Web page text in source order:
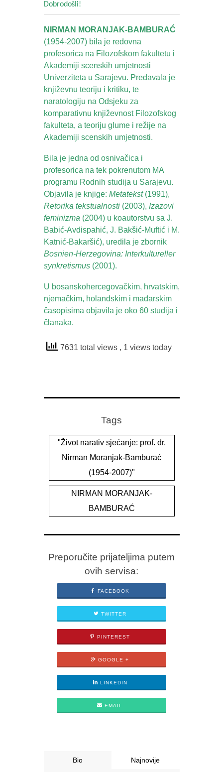
Dobrodošli!
NIRMAN MORANJAK-BAMBURAĆ
(1954-2007) bila je redovna
profesorica na Filozofskom fakultetu i
Akademiji scenskih umjetnosti
Univerziteta u Sarajevu. Predavala je
književnu teoriju i kritiku, te
naratologiju na Odsjeku za
komparativnu književnost Filozofskog
fakulteta, a teoriju glume i režije na
Akademiji scenskih umjetnosti.
Bila je jedna od osnivačica i
profesorica na tek pokrenutom MA
programu Rodnih studija u Sarajevu.
Objavila je knjige: Metatekst (1991),
Retorika tekstualnosti(2003), Izazovi
feminizma (2004) u koautorstvu sa J.
Babić-Avdispahić, J. Bakšić-Muftić i M.
Katnić-Bakaršić), uredila je zbornik
Bosnien-Herzegovina: Interkultureller
synkretismus(2001).
U bosanskohercegovačkim, hrvatskim,
njemačkim, holandskim i mađarskim
časopisima objavila je oko 60 studija i
članaka.
7631 total views , 1 views today
Tags
"Život narativ sjećanje: prof. dr.
Nirman Moranjak-Bamburać
(1954-2007)"
NIRMAN MORANJAK-
BAMBURAĆ
Preporučite prijateljima putem
ovih servisa:
FACEBOOK
TWITTER
PINTEREST
GOOGLE +
LINKEDIN
EMAIL
Bio Najnovije